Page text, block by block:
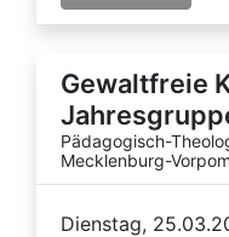
Gewaltfreie
Pädagogisch-
Mecklenburg-
Dienstag,